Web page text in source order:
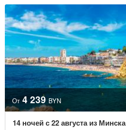
От 4 239 BYN
14 ночей с 22 августа из Минска